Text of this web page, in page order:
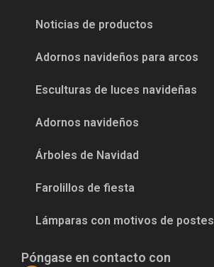
Noticias de productos
Adornos navideños para arcos
Esculturas de luces navideñas
Adornos navideños
Árboles de Navidad
Farolillos de fiesta
Lámparas con motivos de postes
Póngase en contacto con